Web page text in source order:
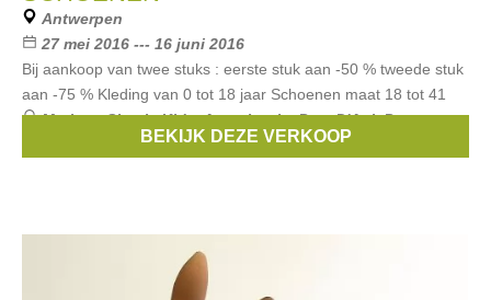
Antwerpen
27 mei 2016 --- 16 juni 2016
Bij aankoop van twee stuks : eerste stuk aan -50 % tweede stuk
aan -75 % Kleding van 0 tot 18 jaar Schoenen maat 18 tot 41
Merken:Simple Kids,Anne kurris,Pom D'Api,Pepe
BEKIJK DEZE VERKOOP